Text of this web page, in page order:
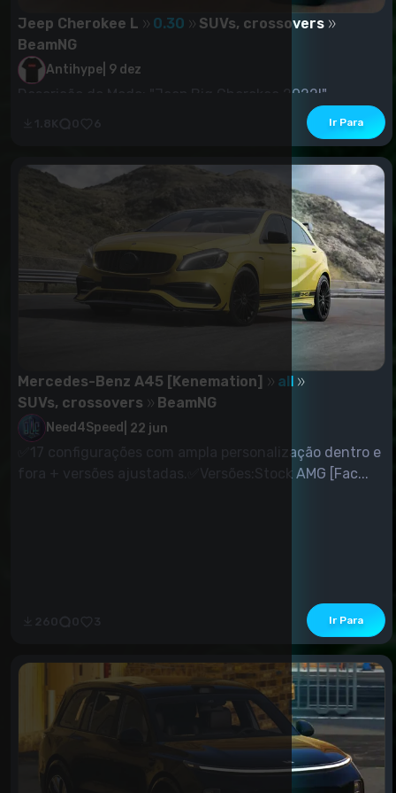
Jeep Cherokee L 0.30
SUVs, crossovers
BeamNG
Antihype 9 dez
Descrição do Modo: "Jeep Big Cherokee 2022l" ....
Ir Para
Mercedes-Benz A45 [Kenemation]
all
SUVs, crossovers
BeamNG
Need4Speed 22 jun
✅17 configurações com ampla personalização dentro e
fora + versões ajustadas.✅Versões:Stock AMG [Fac...
Ir Para